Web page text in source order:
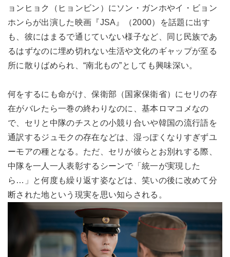
ョンヒョク（ヒョンビン）にソン・ガンホやイ・ビョン
ホンらが出演した映画『JSA』（2000）を話題に出す
も、彼にはまるで通じていない様子など、同じ民族であ
るはずなのに埋め切れない生活や文化のギャップが至る
所に散りばめられ、“南北もの”としても興味深い。
何をするにも命がけ、保衛部（国家保衛省）にセリの存
在がバレたら一巻の終わりなのに、基本ロマコメなの
で、セリと中隊のチスとの小競り合いや韓国の流行語を
通訳するジュモクの存在などは、湿っぽくなりすぎずユ
ーモアの種となる。ただ、セリが彼らとお別れする際、
中隊を一人一人表彰するシーンで「統一が実現した
ら…」と何度も繰り返す姿などは、笑いの後に改めて分
断された地という現実を思い知らされる。